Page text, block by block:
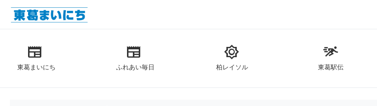
newspaper
東葛まいにち
newspaper
ふれあい毎日
brightness_5
柏レイソル
sprint
東葛駅伝